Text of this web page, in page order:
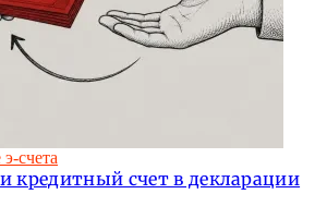
счета
кредитный счет в декларации